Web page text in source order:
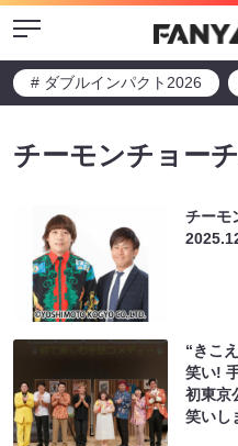
Menu
# ダブルインパクト2026
チーモンチョー
チーモ
“きこ
笑い!
初東京
笑いし